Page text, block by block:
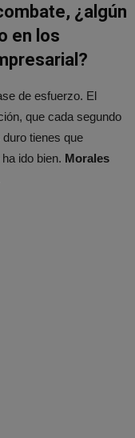
¿algún
en los
de esfuerzo. El
que cada segundo
tienes que
ido bien. Morales